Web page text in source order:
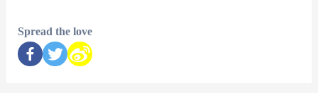
Spread the love